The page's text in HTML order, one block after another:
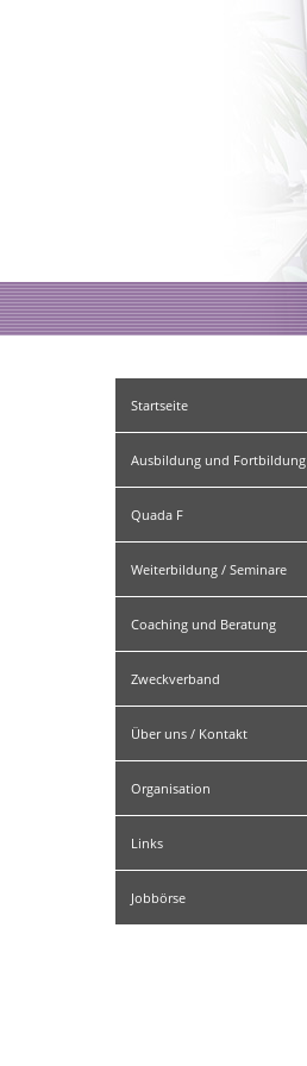
Startseite
Ausbildung und Fortbildung
Quada F
Weiterbildung / Seminare
Coaching und Beratung
Zweckverband
Über uns / Kontakt
Organisation
Links
Jobbörse